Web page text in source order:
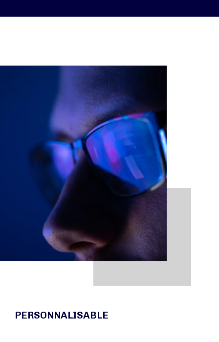
PERSONNALISABLE